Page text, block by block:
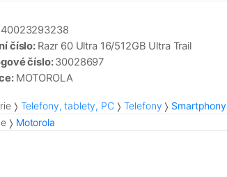
číslo: Razr 60 Ultra 16/512GB Ultra Trail
číslo:30028697
MOTOROLA
Telefony, tablety, PC Telefony
Smartphony
Motorola